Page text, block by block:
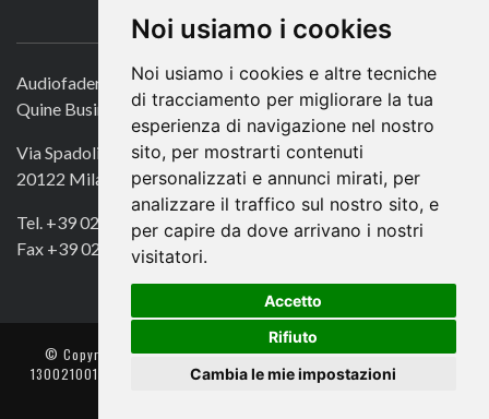
Noi usiamo i cookies
Noi usiamo i cookies e altre tecniche
di tracciamento per migliorare la tua
esperienza di navigazione nel nostro
sito, per mostrarti contenuti
personalizzati e annunci mirati, per
analizzare il traffico sul nostro sito, e
per capire da dove arrivano i nostri
visitatori.
Accetto
Rifiuto
Cambia le mie impostazioni
CONTATTACI
Audiofader.com
Quine Business Publisher
Via Spadolini 7
20122 Milano
Tel. +39 02 49756990
Fax +39 02 72016740
© Copyright 2018. All Rights Reserved -- Quine srl – C.F./P IVA
13002100157 – Responsabile della Protezione dei Dati: Avv. Monica